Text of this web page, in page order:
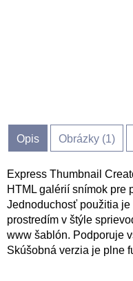
Opis Obrázky (1)
Express Thumbnail
HTML galérií snímok pre
Jednoduchosť použitia
prostredím v štýle
www šablón. Podporuje
Skúšobná verzia je plne